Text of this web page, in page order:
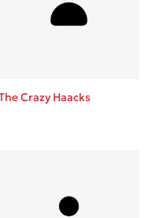
τους
Crazy Haacks